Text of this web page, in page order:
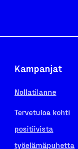
Kampanjat
Nollatilanne
Tervetuloa kohti
positiivista
työelämäpuhetta